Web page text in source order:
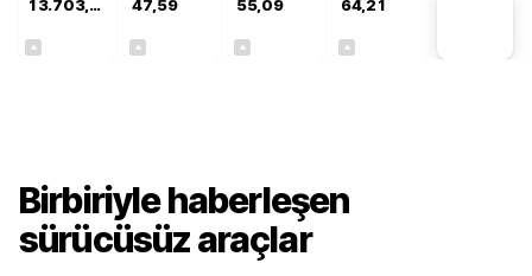
13.703,13 47,59 55,09 64,21
Birbiriyle haberleşen
sürücüsüz araçlar